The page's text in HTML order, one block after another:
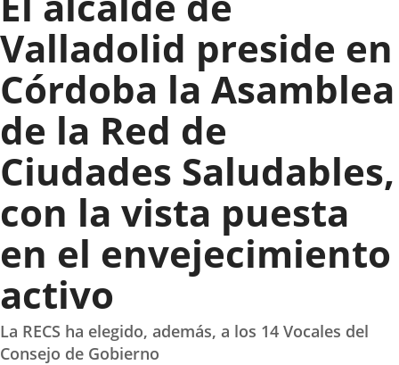
Valladolid preside en
Córdoba la Asamblea
de la Red de
Ciudades Saludables,
con la vista puesta
en el envejecimiento
activo
La RECS ha elegido, además, a los 14 Vocales del
Consejo de Gobierno